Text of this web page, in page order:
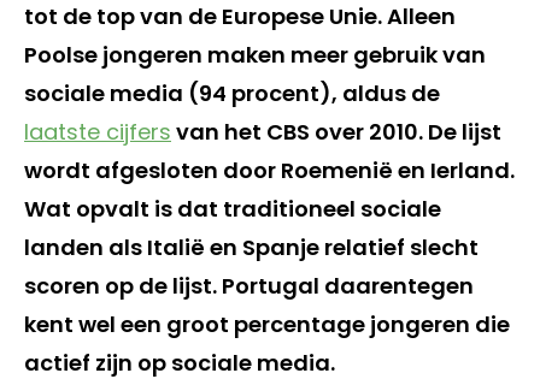
tot de top van de Europese Unie. Alleen
Poolse jongeren maken meer gebruik van
sociale media (94 procent), aldus de
laatste cijfers van het CBS over 2010. De lijst
wordt afgesloten door Roemenië en Ierland.
Wat opvalt is dat traditioneel sociale
landen als Italië en Spanje relatief slecht
scoren op de lijst. Portugal daarentegen
kent wel een groot percentage jongeren die
actief zijn op sociale media.